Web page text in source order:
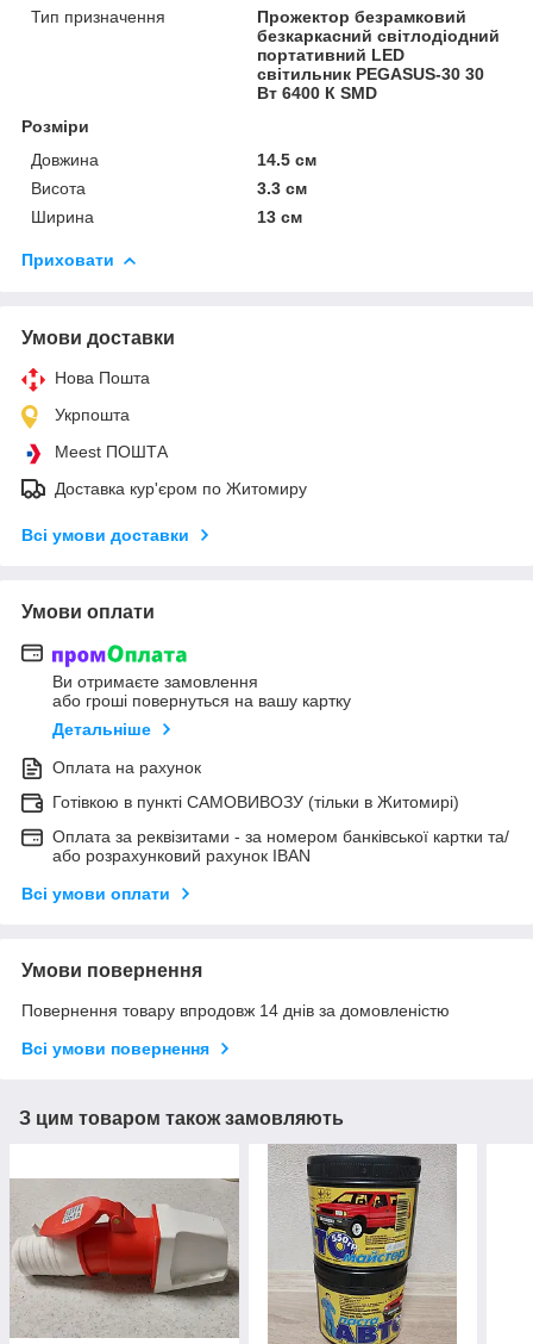
Тип призначення
Прожектор безрамковий
безкаркасний світлодіодний
портативний LED
світильник PEGASUS-30 30
Вт 6400 К SMD
Розміри
Довжина
14.5 см
Висота
3.3 см
Ширина
13 см
Приховати
Умови доставки
Нова Пошта
Укрпошта
Meest ПОШТА
Доставка кур'єром по Житомиру
Всі умови доставки
Умови оплати
Ви отримаєте замовлення
або гроші повернуться на вашу картку
Детальніше
Оплата на рахунок
Готівкою в пункті САМОВИВОЗУ (тільки в Житомирі)
Оплата за реквізитами - за номером банківської картки та/
або розрахунковий рахунок IBAN
Всі умови оплати
Умови повернення
Повернення товару впродовж 14 днів за домовленістю
Всі умови повернення
З цим товаром також замовляють